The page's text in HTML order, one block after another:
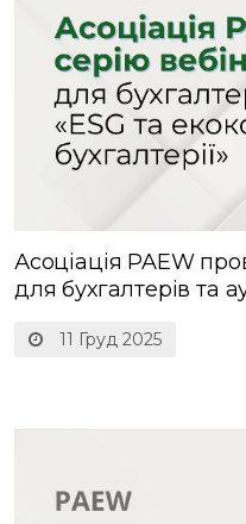
11 Груд 2025
Асоціація PAEW
для бухгалтерів та